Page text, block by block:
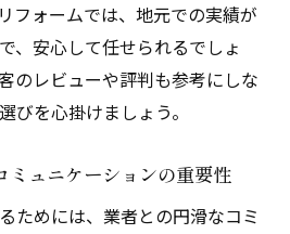
フォームでは、地元での実績が
、安心して任せられるでしょ
のレビューや評判も参考にしな
びを心掛けましょう。
ミュニケーションの重要性
ためには、業者との円滑なコミ